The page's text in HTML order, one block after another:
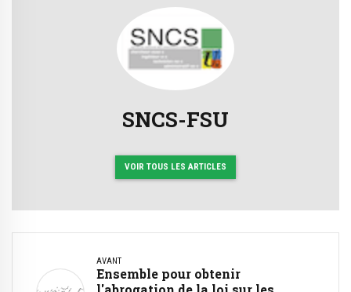
SNCS-FSU
VOIR TOUS LES ARTICLES
AVANT
Ensemble pour obtenir